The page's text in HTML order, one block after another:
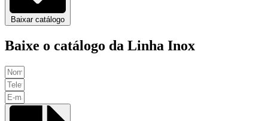
Baixar catálogo
Baixe o catálogo da Linha Inox